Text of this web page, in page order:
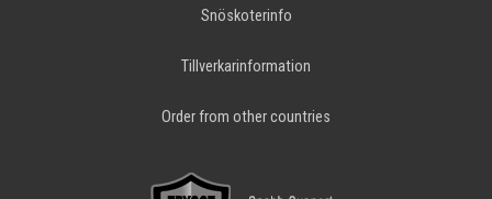
Snöskoterinfo
Tillverkarinformation
Order from other countries